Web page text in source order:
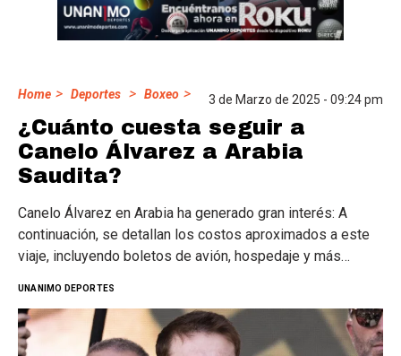
Home > Deportes > Boxeo > 3 de Marzo de 2025 - 09:24 pm
¿Cuánto cuesta seguir a
Canelo Álvarez a Arabia
Saudita?
Canelo Álvarez en Arabia ha generado gran interés: A
continuación, se detallan los costos aproximados a este
viaje, incluyendo boletos de avión, hospedaje y más…
UNANIMO DEPORTES